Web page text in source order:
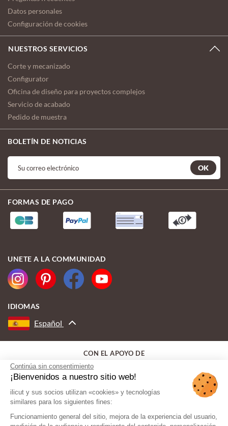
Continúa sin consentimiento
¡Bienvenidos a nuestro sitio web!
ilicut y sus socios utilizan «cookies» y tecnologías
similares para los siguientes fines:
Funcionamiento general del sitio, mejora de la experiencia del usuario,
Datos personales
Configuración de cookies
NUESTROS SERVICIOS
Corte y mecanizado
Configurator
Oficina de diseño para proyectos complejos
Servicio de acabado
Pedido de muestra
BOLETÍN DE NOTICIAS
OK
FORMAS DE PAGO
UNETE A LA COMMUNIDAD
IDIOMAS
Español
CON EL APOYO DE